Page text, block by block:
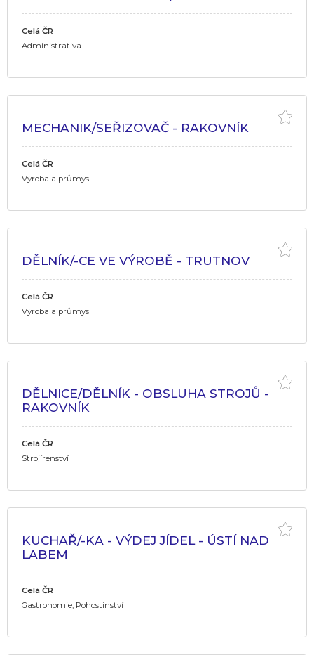
Celá ČR
Administrativa
MECHANIK/SEŘIZOVAČ - RAKOVNÍK
Celá ČR
Výroba a průmysl
DĚLNÍK/-CE VE VÝROBĚ - TRUTNOV
Celá ČR
Výroba a průmysl
DĚLNICE/DĚLNÍK - OBSLUHA STROJŮ -
RAKOVNÍK
Celá ČR
Strojírenství
KUCHAŘ/-KA - VÝDEJ JÍDEL - ÚSTÍ NAD
LABEM
Celá ČR
Gastronomie, Pohostinství